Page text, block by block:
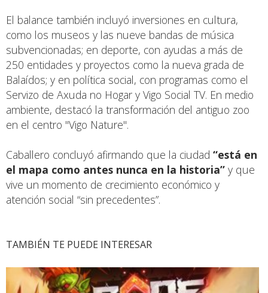
El balance también incluyó inversiones en cultura,
como los museos y las nueve bandas de música
subvencionadas; en deporte, con ayudas a más de
250 entidades y proyectos como la nueva grada de
Balaídos; y en política social, con programas como el
Servizo de Axuda no Hogar y Vigo Social TV. En medio
ambiente, destacó la transformación del antiguo zoo
en el centro "Vigo Nature".
Caballero concluyó afirmando que la ciudad “está en
el mapa como antes nunca en la historia” y que
vive un momento de crecimiento económico y
atención social “sin precedentes”.
TAMBIÉN TE PUEDE INTERESAR